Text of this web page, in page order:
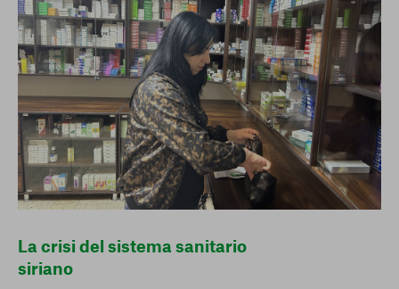
La crisi del sistema sanitario
siriano